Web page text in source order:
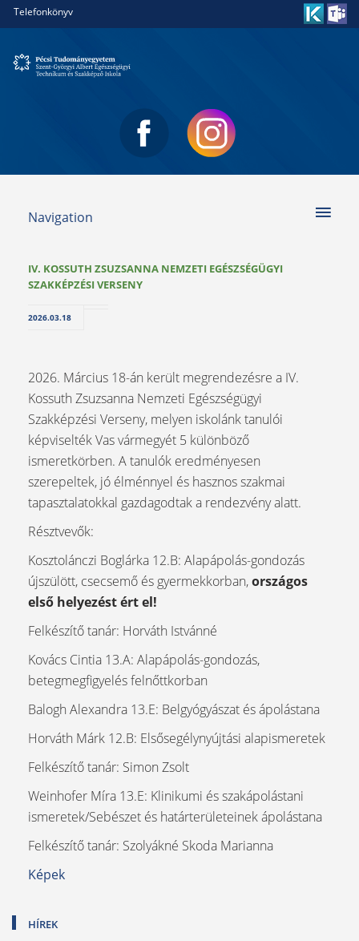
Telefonkönyv
Navigation
IV. KOSSUTH ZSUZSANNA NEMZETI EGÉSZSÉGÜGYI
SZAKKÉPZÉSI VERSENY
2026.03.18
2026. Március 18-án került megrendezésre a IV.
Kossuth Zsuzsanna Nemzeti Egészségügyi
Szakképzési Verseny, melyen iskolánk tanulói
képviselték Vas vármegyét 5 különböző
ismeretkörben. A tanulók eredményesen
szerepeltek, jó élménnyel és hasznos szakmai
tapasztalatokkal gazdagodtak a rendezvény alatt.
Résztvevők:
Kosztolánczi Boglárka 12.B: Alapápolás-gondozás
újszülött, csecsemő és gyermekkorban,országos
első helyezést ért el!
Felkészítő tanár: Horváth Istvánné
Kovács Cintia 13.A: Alapápolás-gondozás,
betegmegfigyelés felnőttkorban
Balogh Alexandra 13.E: Belgyógyászat és ápolástana
Horváth Márk 12.B: Elsősegélynyújtási alapismeretek
Felkészítő tanár: Simon Zsolt
Weinhofer Míra 13.E: Klinikumi és szakápolástani
ismeretek/Sebészet és határterületeinek ápolástana
Felkészítő tanár: Szolyákné Skoda Marianna
Képek
HÍREK